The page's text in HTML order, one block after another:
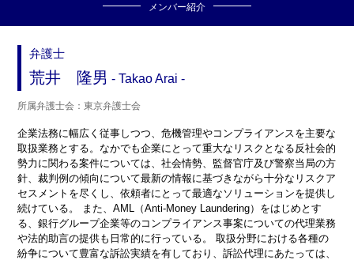
メンバー紹介
弁護士
荒井 隆男 Takao Arai
所属弁護士会：東京弁護士会
企業法務に幅広く従事しつつ、危機管理やコンプライアンスを主要な
取扱業務とする。なかでも企業にとって重大なリスクとなる反社会的
勢力に関わる案件については、社会情勢、監督官庁及び警察当局の方
針、裁判例の傾向について最新の情報に基づきながら十分なリスクア
セスメントを尽くし、依頼者にとって最適なソリューションを提供し
続けている。 また、AML（Anti-Money Laundering）をはじめとす
る、銀行グループ企業等のコンプライアンス事案についての代理業務
や法的助言の提供も日常的に行っている。 取扱分野における各種の
紛争について豊富な訴訟実績を有しており、訴訟代理にあたっては、